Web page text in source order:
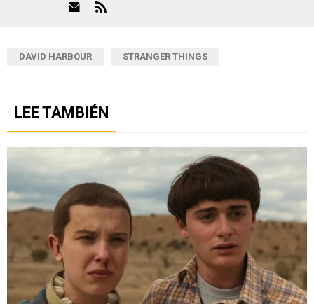
DAVID HARBOUR STRANGER THINGS
LEE TAMBIÉN